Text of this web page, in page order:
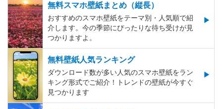
無料スマホ壁紙まとめ（縦長）
おすすめのスマホ壁紙をテーマ別・人気順で紹
介します。今の季節にぴったりな待ち受けが見
つかりますよ。
無料壁紙人気ランキング
ダウンロード数が多い人気のスマホ壁紙をラン
キング形式でご紹介！トレンドの壁紙が今すぐ
見つかります